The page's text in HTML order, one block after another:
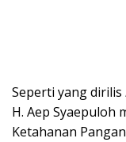
Seperti yang dirilis
H. Aep Syaepuloh
Ketahanan